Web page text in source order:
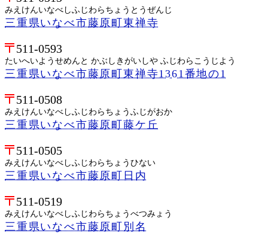
みえけんいなべしふじわらちょうとうぜんじ
三重県いなべ市藤原町東禅寺
511-0593
たいへいようせめんと かぶしきがいしや ふじわらこうじよう
三重県いなべ市藤原町東禅寺1361番地の1
511-0508
みえけんいなべしふじわらちょうふじがおか
三重県いなべ市藤原町藤ケ丘
511-0505
みえけんいなべしふじわらちょうひない
三重県いなべ市藤原町日内
511-0519
みえけんいなべしふじわらちょうべつみょう
三重県いなべ市藤原町別名